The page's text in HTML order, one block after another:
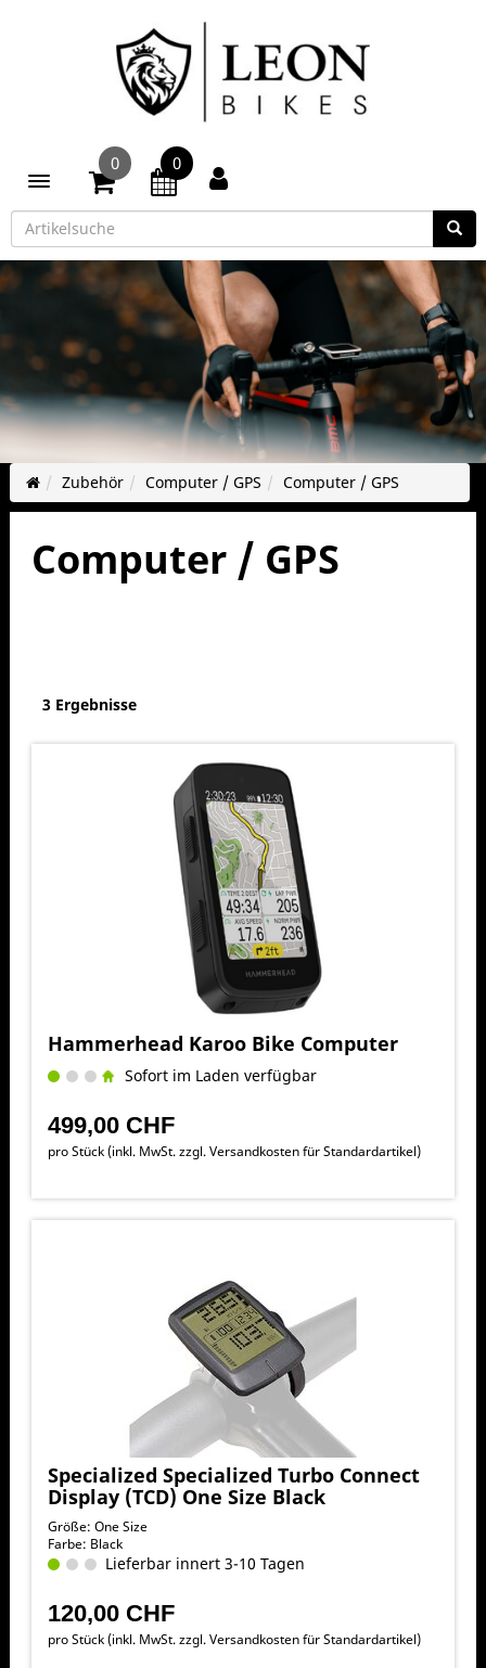
Toggle navigation
0 0
Zubehör Computer / GPS Computer / GPS
Computer / GPS
3 Ergebnisse
Hammerhead Karoo Bike Computer
Sofort im Laden verfügbar
499,00 CHF
pro Stück (inkl. MwSt. zzgl.Versandkosten für Standardartikel)
Specialized Specialized Turbo Connect
Display (TCD) One Size Black
Größe: One Size
Farbe: Black
Lieferbar innert 3-10 Tagen
120,00 CHF
pro Stück (inkl. MwSt. zzgl.Versandkosten für Standardartikel)